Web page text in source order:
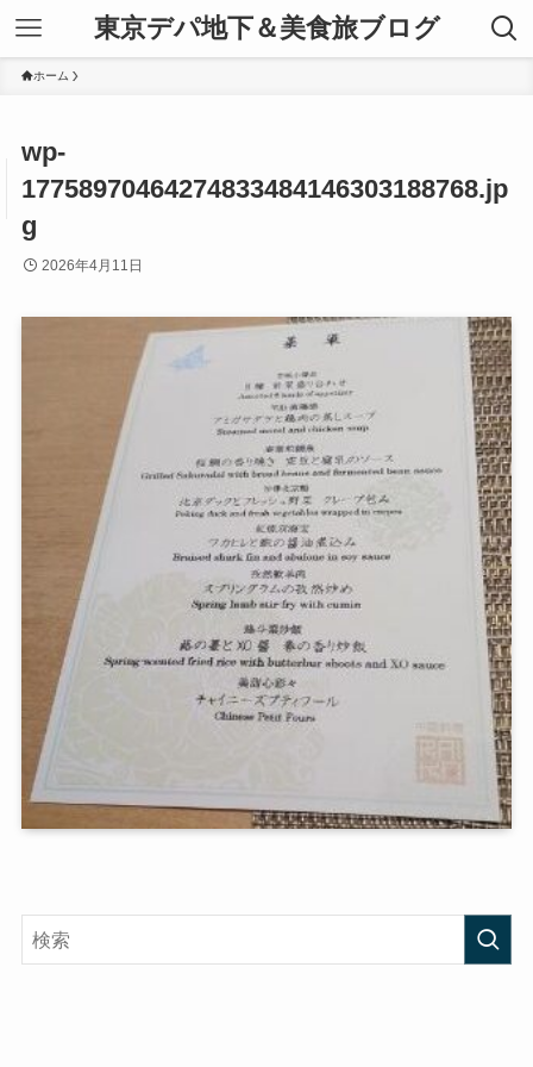
東京デパ地下＆美食旅ブログ
ホーム
wp-
17758970464274833484146303188768.jp
g
2026年4月11日